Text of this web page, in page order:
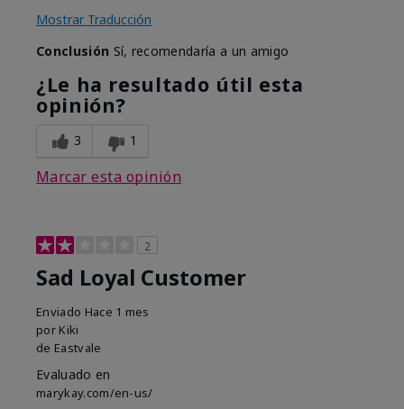
Mostrar Traducción
Conclusión Sí, recomendaría a un amigo
¿Le ha resultado útil esta
opinión?
3 1
Marcar esta opinión
2
Sad Loyal Customer
Enviado Hace 1 mes
por Kiki
de Eastvale
Evaluado en
marykay.com/en-us/